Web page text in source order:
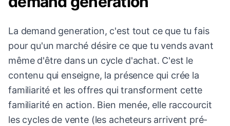
La demand generation, c'est tout ce que tu fais
pour qu'un marché désire ce que tu vends avant
même d'être dans un cycle d'achat. C'est le
contenu qui enseigne, la présence qui crée la
familiarité et les offres qui transforment cette
familiarité en action. Bien menée, elle raccourcit
les cycles de vente (les acheteurs arrivent pré-